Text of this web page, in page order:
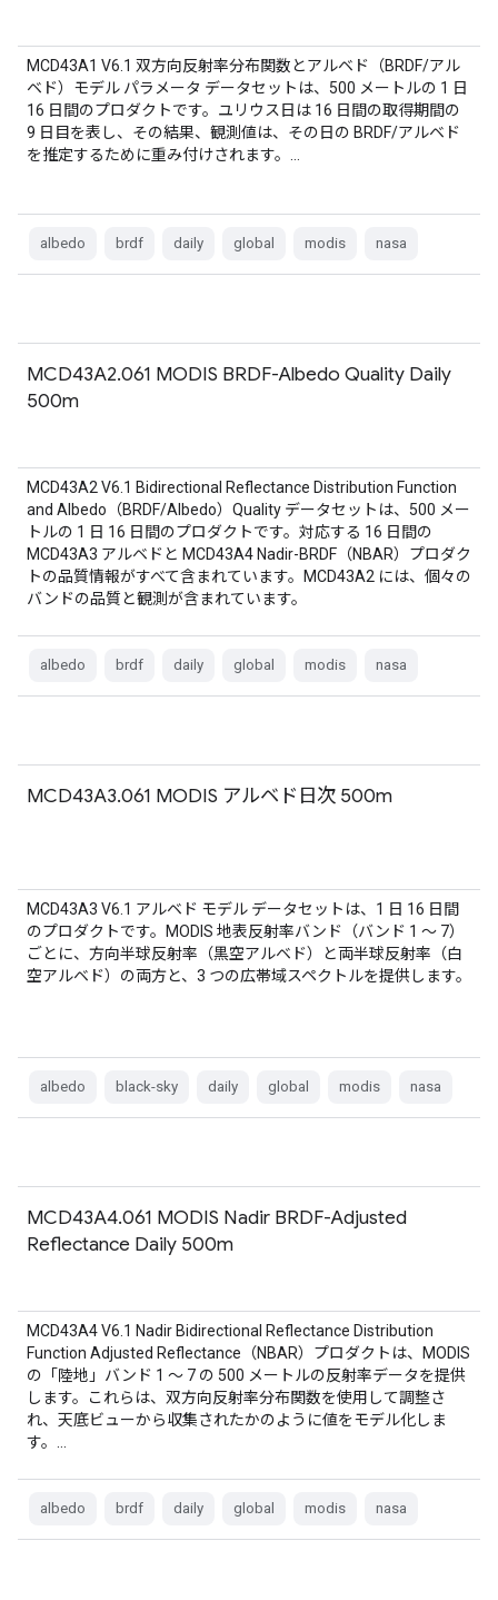
MCD43A1 V6.1 双方向反射率分布関数とアルベド（BRDF/アル
ベド）モデル パラメータ データセットは、500 メートルの 1 日
16 日間のプロダクトです。ユリウス日は 16 日間の取得期間の
9 日目を表し、その結果、観測値は、その日の BRDF/アルベド
を推定するために重み付けされます。…
albedo brdf daily global modis nasa
MCD43A2.061 MODIS BRDF-Albedo Quality Daily
500m
MCD43A2 V6.1 Bidirectional Reflectance Distribution Function
and Albedo（BRDF/Albedo）Quality データセットは、500 メー
トルの 1 日 16 日間のプロダクトです。対応する 16 日間の
MCD43A3 アルベドと MCD43A4 Nadir-BRDF（NBAR）プロダク
トの品質情報がすべて含まれています。MCD43A2 には、個々の
バンドの品質と観測が含まれています。
albedo brdf daily global modis nasa
MCD43A3.061 MODIS アルベド日次 500m
MCD43A3 V6.1 アルベド モデル データセットは、1 日 16 日間
のプロダクトです。MODIS 地表反射率バンド（バンド 1 ～ 7）
ごとに、方向半球反射率（黒空アルベド）と両半球反射率（白
空アルベド）の両方と、3 つの広帯域スペクトルを提供します。
albedo black-sky daily global modis nasa
MCD43A4.061 MODIS Nadir BRDF-Adjusted
Reflectance Daily 500m
MCD43A4 V6.1 Nadir Bidirectional Reflectance Distribution
Function Adjusted Reflectance（NBAR）プロダクトは、MODIS
の「陸地」バンド 1 ～ 7 の 500 メートルの反射率データを提供
します。これらは、双方向反射率分布関数を使用して調整さ
れ、天底ビューから収集されたかのように値をモデル化しま
す。…
albedo brdf daily global modis nasa